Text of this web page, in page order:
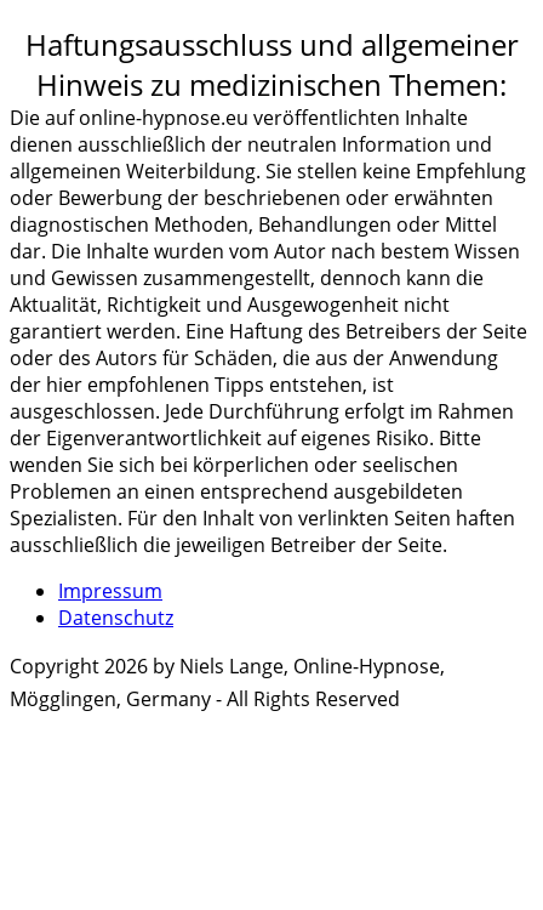
Haftungsausschluss und allgemeiner
Hinweis zu medizinischen Themen:
Die auf online-hypnose.eu veröffentlichten Inhalte
dienen ausschließlich der neutralen Information und
allgemeinen Weiterbildung. Sie stellen keine Empfehlung
oder Bewerbung der beschriebenen oder erwähnten
diagnostischen Methoden, Behandlungen oder Mittel
dar. Die Inhalte wurden vom Autor nach bestem Wissen
und Gewissen zusammengestellt, dennoch kann die
Aktualität, Richtigkeit und Ausgewogenheit nicht
garantiert werden. Eine Haftung des Betreibers der Seite
oder des Autors für Schäden, die aus der Anwendung
der hier empfohlenen Tipps entstehen, ist
ausgeschlossen. Jede Durchführung erfolgt im Rahmen
der Eigenverantwortlichkeit auf eigenes Risiko. Bitte
wenden Sie sich bei körperlichen oder seelischen
Problemen an einen entsprechend ausgebildeten
Spezialisten. Für den Inhalt von verlinkten Seiten haften
ausschließlich die jeweiligen Betreiber der Seite.
Impressum
Datenschutz
Copyright 2026 by Niels Lange, Online-Hypnose,
Mögglingen, Germany - All Rights Reserved